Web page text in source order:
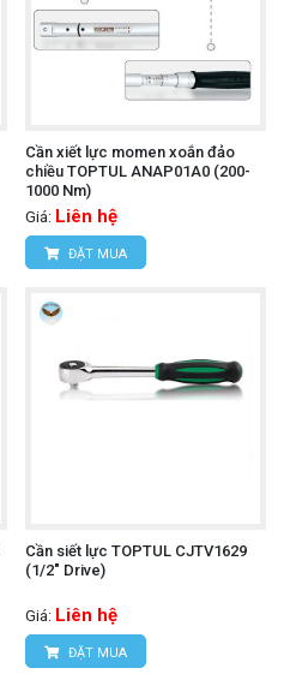
Cần xiết lực momen xoắn đảo
chiều TOPTUL ANAP01A0 (200-
1000 Nm)
Giá: Liên hệ
ĐẶT MUA
Cần siết lực TOPTUL CJTV1629
(1/2" Drive)
Giá: Liên hệ
ĐẶT MUA